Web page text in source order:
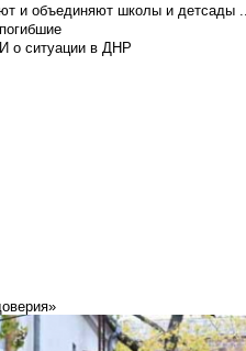
и объединяют школы и детсады ...
о ситуации в ДНР